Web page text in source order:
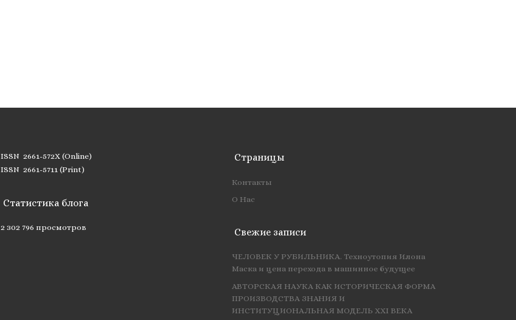
ISSN 2661-572X (Online)
ISSN 2661-5711 (Print)
Статистика блога
2 302 796 просмотров
Страницы
Контакты
О Нас
Свежие записи
ЧЕЛОВЕК У РУБИЛЬНИКА. Техноутопия Илона
Маска и цена перехода в машинное будущее
АВТОРСКАЯ НАУКА КАК ИСТОРИЧЕСКАЯ ФОРМА
ПРОИЗВОДСТВА ЗНАНИЯ И
ИНСТИТУЦИОНАЛЬНАЯ МОДЕЛЬ XXI ВЕКА